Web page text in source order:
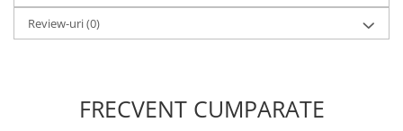
Review-uri(0)
FRECVENT CUMPARATE